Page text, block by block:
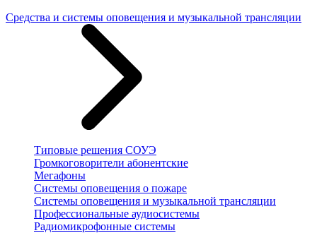
Средства и системы оповещения и музыкальной трансляции
Типовые решения СОУЭ
Громкоговорители абонентские
Мегафоны
Системы оповещения о пожаре
Системы оповещения и музыкальной трансляции
Профессиональные аудиосистемы
Радиомикрофонные системы